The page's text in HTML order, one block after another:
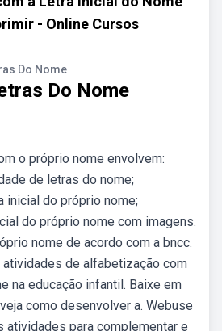
- Online Cursos
Do Nome
Do Nome
o próprio nome envolvem:
de letras do nome;
inicial do próprio nome;
do próprio nome com imagens.
nome de acordo com a bncc.
atividades de alfabetização com
na educação infantil. Baixe em
como desenvolver a. Webuse
atividades para complementar e